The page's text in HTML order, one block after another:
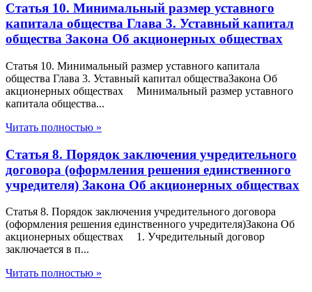
Статья 10. Минимальный размер уставного
капитала общества Глава 3. Уставный капитал
общества Закона Об акционерных обществах
Статья 10. Минимальный размер уставного капитала
общества Глава 3. Уставный капитал обществаЗакона Об
акционерных обществах Минимальный размер уставного
капитала общества...
Читать полностью »
Статья 8. Порядок заключения учредительного
договора (оформления решения единственного
учредителя) Закона Об акционерных обществах
Статья 8. Порядок заключения учредительного договора
(оформления решения единственного учредителя)Закона Об
акционерных обществах 1. Учредительный договор
заключается в п...
Читать полностью »